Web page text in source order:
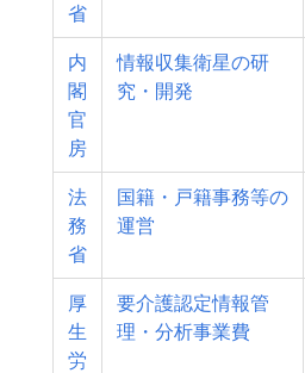
省
内
閣
官
房
情報収集衛星の研
究・開発
法
務
省
国籍・戸籍事務等の
運営
厚
生
労
要介護認定情報管
理・分析事業費